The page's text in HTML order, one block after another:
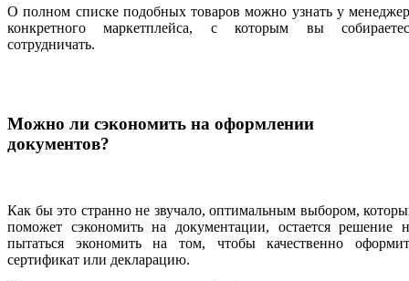
О полном списке подобных товаров можно узнать у
конкретного маркетплейса, с которым вы
сотрудничать.
Можно ли сэкономить на оформлении
документов?
Как бы это странно не звучало, оптимальным выбором,
поможет сэкономить на документации, остается решение
пытаться экономить на том, чтобы качественно
сертификат или декларацию.